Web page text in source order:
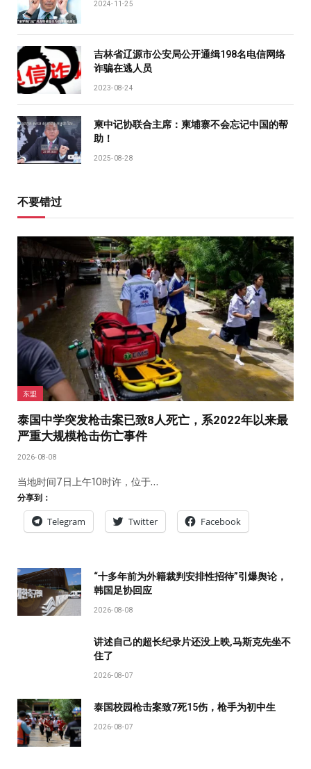
2024-11-25
吉林省辽源市公安局公开通缉198名电信网络
诈骗在逃人员
2023-08-24
柬中记协联合主席：柬埔寨不会忘记中国的帮
助！
2025-08-28
不要错过
东盟
泰国中学突发枪击案已致8人死亡，系2022年以来最
严重大规模枪击伤亡事件
2026-08-08
当地时间7日上午10时许，位于…
分享到：
Telegram Twitter Facebook
“十多年前为外籍裁判安排性招待”引爆舆论，
韩国足协回应
2026-08-08
讲述自己的超长纪录片还没上映,马斯克先坐不
住了
2026-08-07
泰国校园枪击案致7死15伤，枪手为初中生
2026-08-07